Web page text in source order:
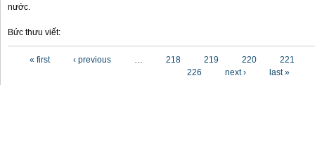
nước.
Bức thưu viết:
« first ‹ previous … 218 219 220
221
226
next › last »